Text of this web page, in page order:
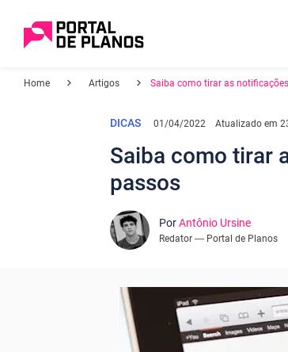
Home Artigos Saiba como tirar as
DICAS 01/04/2022 Atualizado em
Saiba como tirar
passos
PorAntônio Ursine
Redator — Portal de Planos